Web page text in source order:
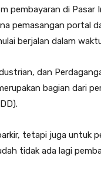
pembayaran di Pasar
pemasangan portal
berjalan dalam
dan
bagian dari
tetapi juga untuk
tidak ada lagi